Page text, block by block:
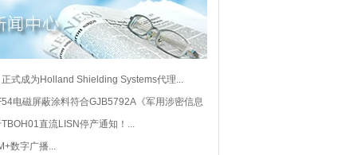
式成为Holland Shielding Systems代理...
电磁屏蔽涂料符合GJB5792A《军用涉密信息
蔽体等级划分和测量方法》B级...
直流LISN停产通知！...
数字广播...